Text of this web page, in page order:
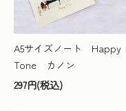
A5サイズノート Happy
Tone カノン
297円(税込)